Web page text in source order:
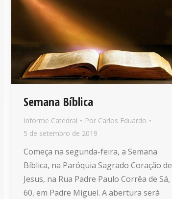
Semana Bíblica
Informe Catedral Por Carlos Eduardo
5 de setembro de 2019
Começa na segunda-feira, a Semana
Bíblica, na Paróquia Sagrado Coração de
Jesus, na Rua Padre Paulo Corrêa de Sá,
60, em Padre Miguel. A abertura será